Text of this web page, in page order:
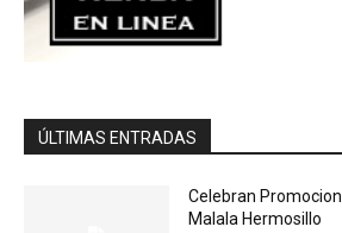
ÚLTIMAS ENTRADAS
Celebran
Malala Hermosillo